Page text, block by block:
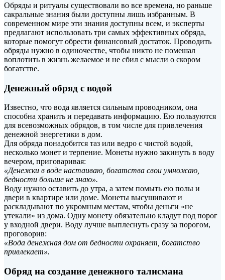
Обряды и ритуалы существовали во все времена, но раньше
сакральные знания были доступны лишь избранным. В
современном мире эти знания доступны всем, и эксперты
предлагают использовать три самых эффективных обряда,
которые помогут обрести финансовый достаток. Проводить
обряды нужно в одиночестве, чтобы никто не помешал
воплотить в жизнь желаемое и не сбил с мысли о скором
богатстве.
Денежный обряд с водой
Известно, что вода является сильным проводником, она
способна хранить и передавать информацию. Ею пользуются
для всевозможных обрядов, в том числе для привлечения
денежной энергетики в дом.
Для обряда понадобится таз или ведро с чистой водой,
несколько монет и терпение. Монеты нужно закинуть в воду
вечером, приговаривая:
«Денежки в воде настаиваю, богатства свои умножаю,
бедности больше не знаю».
Воду нужно оставить до утра, а затем помыть ею полы и
двери в квартире или доме. Монеты высушивают и
раскладывают по укромным местам, чтобы деньги «не
утекали» из дома. Одну монету обязательно кладут под порог
у входной двери. Воду лучше выплеснуть сразу за порогом,
проговорив:
«Вода денежная дом от бедности охраняет, богатство
привлекает».
Обряд на создание денежного талисмана